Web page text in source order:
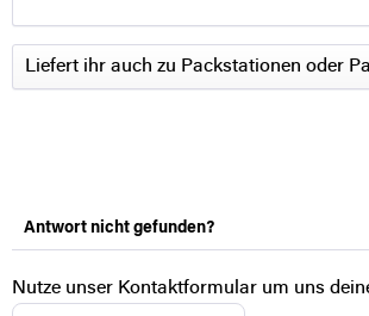
Liefert ihr auch zu Packstationen oder
Antwort nicht gefunden?
Nutze unser Kontaktformular um uns